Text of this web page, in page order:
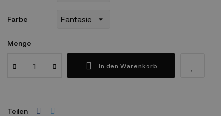
Farbe
Menge
In den Warenkorb
Teilen